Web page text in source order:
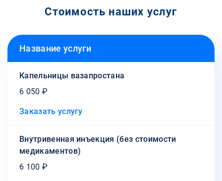
Стоимость наших услуг
Название услуги
Капельницы вазапростана
6 050 ₽
Заказать услугу
Внутривенная инъекция (без стоимости
медикаментов)
6 100 ₽